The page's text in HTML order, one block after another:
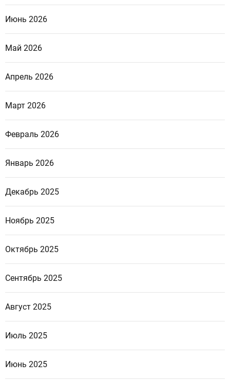
Июнь 2026
Май 2026
Апрель 2026
Март 2026
Февраль 2026
Январь 2026
Декабрь 2025
Ноябрь 2025
Октябрь 2025
Сентябрь 2025
Август 2025
Июль 2025
Июнь 2025